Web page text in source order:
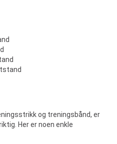
og treningsbånd, er
Her er noen enkle